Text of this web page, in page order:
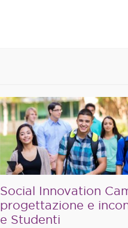
Social Innovation
progettazione e
e Studenti